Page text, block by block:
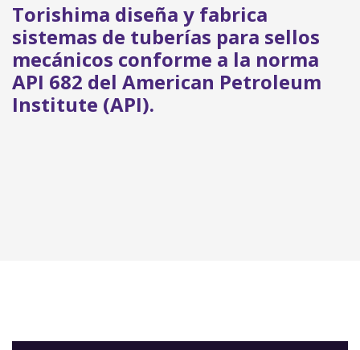
Torishima diseña y fabrica
sistemas de tuberías para sellos
mecánicos conforme a la norma
API 682 del American Petroleum
Institute (API).